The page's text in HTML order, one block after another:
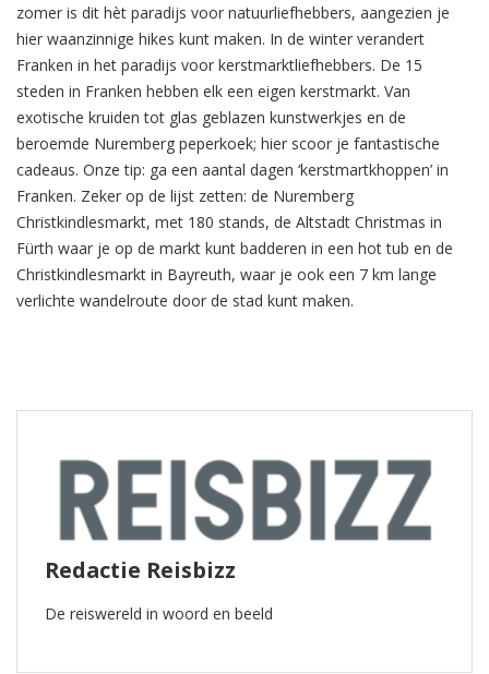
zomer is dit hèt paradijs voor natuurliefhebbers, aangezien je
hier waanzinnige hikes kunt maken. In de winter verandert
Franken in het paradijs voor kerstmarktliefhebbers. De 15
steden in Franken hebben elk een eigen kerstmarkt. Van
exotische kruiden tot glas geblazen kunstwerkjes en de
beroemde Nuremberg peperkoek; hier scoor je fantastische
cadeaus. Onze tip: ga een aantal dagen ‘kerstmartkhoppen’ in
Franken. Zeker op de lijst zetten: de Nuremberg
Christkindlesmarkt, met 180 stands, de Altstadt Christmas in
Fürth waar je op de markt kunt badderen in een hot tub en de
Christkindlesmarkt in Bayreuth, waar je ook een 7 km lange
verlichte wandelroute door de stad kunt maken.
Redactie Reisbizz
De reiswereld in woord en beeld